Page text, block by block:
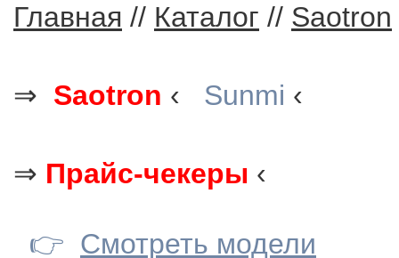
Главная // Каталог // Saotron
⇒ Saotron ‹ Sunmi ‹
⇒ Прайс-чекеры ‹
👉 Смотреть модели